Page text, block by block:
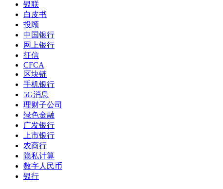
银联
白皮书
投顾
中国银行
网上银行
征信
CFCA
区块链
手机银行
5G消息
理财子公司
绿色金融
广发银行
上市银行
农商行
隐私计算
数字人民币
银行